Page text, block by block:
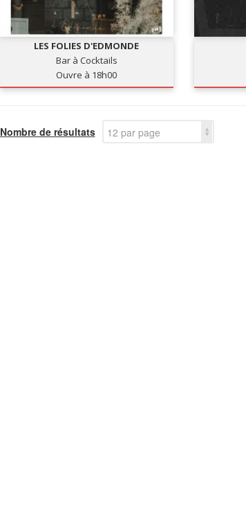
LES FOLIES D'EDMONDE
Bar à Cocktails
Ouvre à 18h00
Nombre de résultats 12 par page